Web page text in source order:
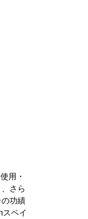
用・
さら
功績
スペイ